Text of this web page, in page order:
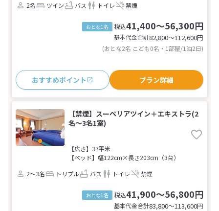
2名
ツイン バス トイレ 禁煙
おとな1名 税込41,400～56,300円
基本代金合計82,800〜112,600円
(おとな2名 こども0名・1部屋/1泊2日)
おすすめポイント プラン詳細
【禁煙】スーペリアツイン＋エキストラ(2
名～3名1室)
【広さ】37平米
【ベッド】幅122cm×長さ203cm（3台）
2～3名
トリプル バス トイレ 禁煙
おとな1名 税込41,900～56,800円
基本代金合計83,800〜113,600円